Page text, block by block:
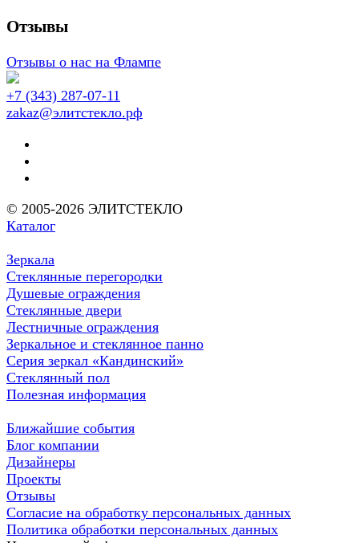
Отзывы
Отзывы о нас на Флампе
+7 (343) 287-07-11
zakaz@элитстекло.рф
© 2005-2026 ЭЛИТСТЕКЛО
Каталог
Зеркала
Стеклянные перегородки
Душевые ограждения
Стеклянные двери
Лестничные ограждения
Зеркальное и стеклянное панно
Серия зеркал «Кандинский»
Стеклянный пол
Полезная информация
Ближайшие события
Блог компании
Дизайнеры
Проекты
Отзывы
Согласие на обработку персональных данных
Политика обработки персональных данных